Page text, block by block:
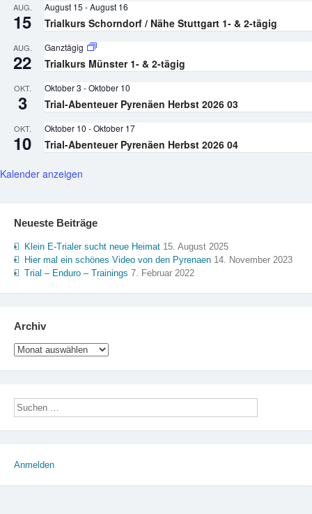
AUG.
15
August 15 -August 16
Trialkurs Schorndorf / Nähe Stuttgart 1- & 2-tägig
AUG.
22
Ganztägig
Trialkurs Münster 1- & 2-tägig
OKT.
3
Oktober 3 -Oktober 10
Trial-Abenteuer Pyrenäen Herbst 2026 03
OKT.
10
Oktober 10 -Oktober 17
Trial-Abenteuer Pyrenäen Herbst 2026 04
Kalender anzeigen
Neueste Beiträge
Klein E-Trialer sucht neue Heimat 15. August 2025
Hier mal ein schönes Video von den Pyrenaen 14. November 2023
Trial – Enduro – Trainings 7. Februar 2022
Archiv
Archiv
Anmelden